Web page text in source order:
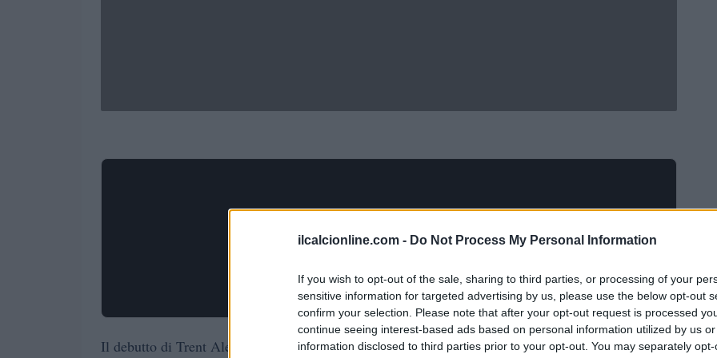
ilcalcionline.com - Do Not Process My Personal Information
If you wish to opt-out of the sale, sharing to third parties, or processing of your
sensitive information for targeted advertising by us, please use the below opt-out
confirm your selection. Please note that after your opt-out request is processed
continue seeing interest-based ads based on personal information utilized by us
information disclosed to third parties prior to your opt-out. You may separately
Il debutto di Trent Alexander-Arnold con il Real Madrid nella FIFA Club World Cup contro l’Al